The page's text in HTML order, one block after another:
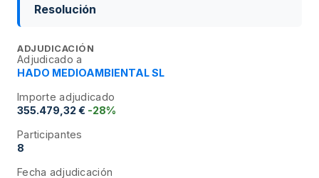
Resolución
ADJUDICACIÓN
Adjudicado a
HADO MEDIOAMBIENTAL SL
Importe adjudicado
355.479,32 € -28%
Participantes
8
Fecha adjudicación